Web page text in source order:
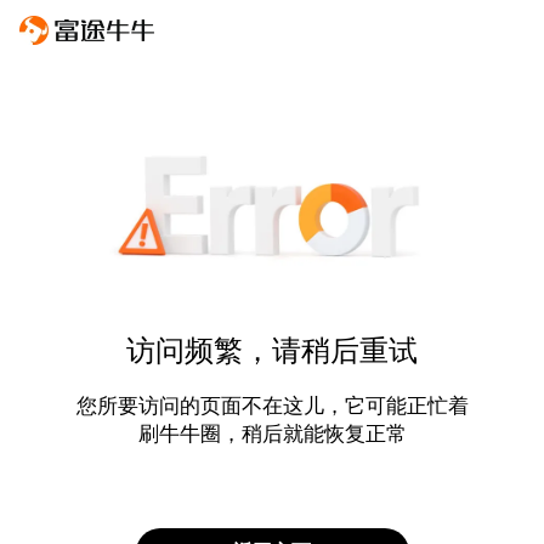
访问频繁，请稍后重试
您所要访问的页面不在这儿，它可能正忙着
刷牛牛圈，稍后就能恢复正常